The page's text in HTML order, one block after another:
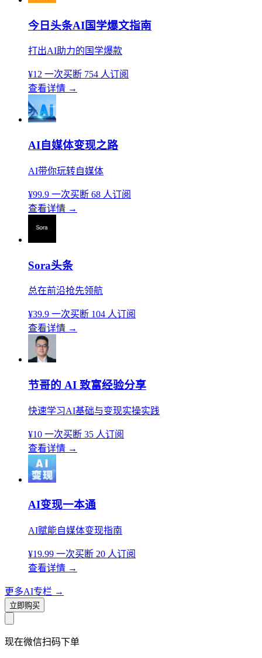
今日头条AI国学爆文指南
打出AI助力的国学爆款
¥12 一次买断 754 人订阅
查看详情 →
AI自媒体变现之路
AI带你玩转自媒体
¥99.9 一次买断 68 人订阅
查看详情 →
Sora头条
总在前沿抢先领航
¥39.9 一次买断 104 人订阅
查看详情 →
节哥的 AI 致富经验分享
快速学习AI基础与变现实操实践
¥10 一次买断 35 人订阅
查看详情 →
AI变现一本通
AI赋能自媒体变现指南
¥19.99 一次买断 20 人订阅
查看详情 →
更多AI专栏 →
立即购买
现在微信扫码下单